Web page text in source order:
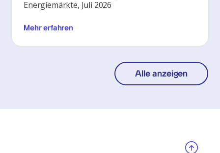
Energiemärkte, Juli 2026
Mehr erfahren
Alle anzeigen